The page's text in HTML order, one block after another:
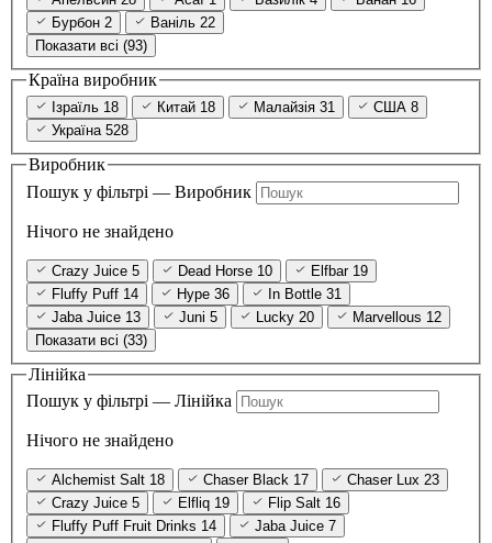
Бурбон 2 Ваніль 22
Показати всі (93)
Країна виробник
Ізраїль 18 Китай 18 Малайзія 31 США 8
Україна 528
Виробник
Пошук у фільтрі — Виробник
Нічого не знайдено
Crazy Juice 5 Dead Horse 10 Elfbar 19
Fluffy Puff 14 Hype 36 In Bottle 31
Jaba Juice 13 Juni 5 Lucky 20 Marvellous 12
Показати всі (33)
Лінійка
Пошук у фільтрі — Лінійка
Нічого не знайдено
Alchemist Salt 18 Chaser Black 17 Chaser Lux 23
Crazy Juice 5 Elfliq 19 Flip Salt 16
Fluffy Puff Fruit Drinks 14 Jaba Juice 7